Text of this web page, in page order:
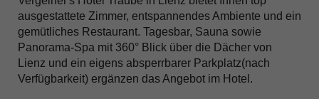
ausgestattete Zimmer, entspannendes Ambiente und ein
gemütliches Restaurant. Tagesbar, Sauna sowie
Panorama-Spa mit 360° Blick über die Dächer von
Lienz und ein eigens absperrbarer Parkplatz(nach
Verfügbarkeit) ergänzen das Angebot im Hotel.